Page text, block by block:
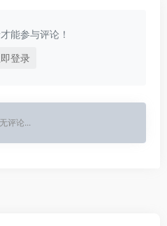
能参与评论！
登录
评论...